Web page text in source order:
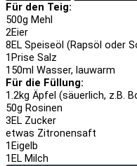
Für den Teig:
500g Mehl
2Eier
8EL Speiseöl (Rapsöl oder
1Prise Salz
150ml Wasser, lauwarm
Für die Füllung:
1.2kg Äpfel (säuerlich, z.B.
50g Rosinen
3EL Zucker
etwas Zitronensaft
1Eigelb
1EL Milch